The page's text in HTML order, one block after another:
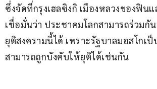
ซึ่งจัดที่กรุงเฮลซิงกิ เมืองหลวงของฟิน
เชื่อมั่นว่า ประชาคมโลกสามารถร่วมกั
ยุติสงครามนี้ได้ เพราะรัฐบาลมอสโกเป็
สามารถถูกบังคับให้ยุติได้เช่นกัน